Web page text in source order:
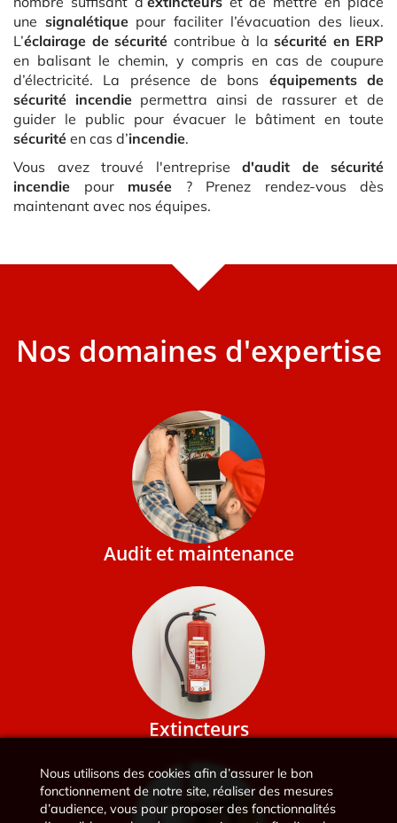
une signalétiquepour faciliter l’évacuation des lieux.
L’éclairage de sécurité contribue à la sécurité en ERP
en balisant le chemin, y compris en cas de coupure
d’électricité. La présence de bons équipements de
sécurité incendiepermettra ainsi de rassurer et de
guider le public pour évacuer le bâtiment en toute
sécurité en cas d’incendie.
Vous avez trouvé l'entreprise d'audit de sécurité
incendie pour musée ? Prenez rendez-vous dès
maintenant avec nos équipes.
Nos domaines d'expertise
Audit et maintenance
Extincteurs
Nous utilisons des cookies afin d’assurer le bon
fonctionnement de notre site, réaliser des mesures
d’audience, vous pour proposer des fonctionnalités